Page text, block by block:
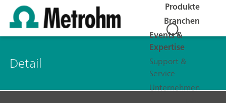
Produkte
Branchen
Events &
Expertise
Support &
Service
Unternehmen
Detail